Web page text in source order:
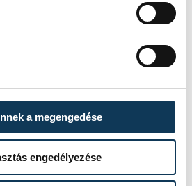
a megengedése
engedélyezése